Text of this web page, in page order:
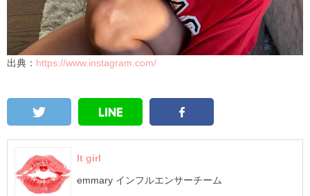
出典： https://www.instagram.com/
It girl
emmary インフルエンサーチーム